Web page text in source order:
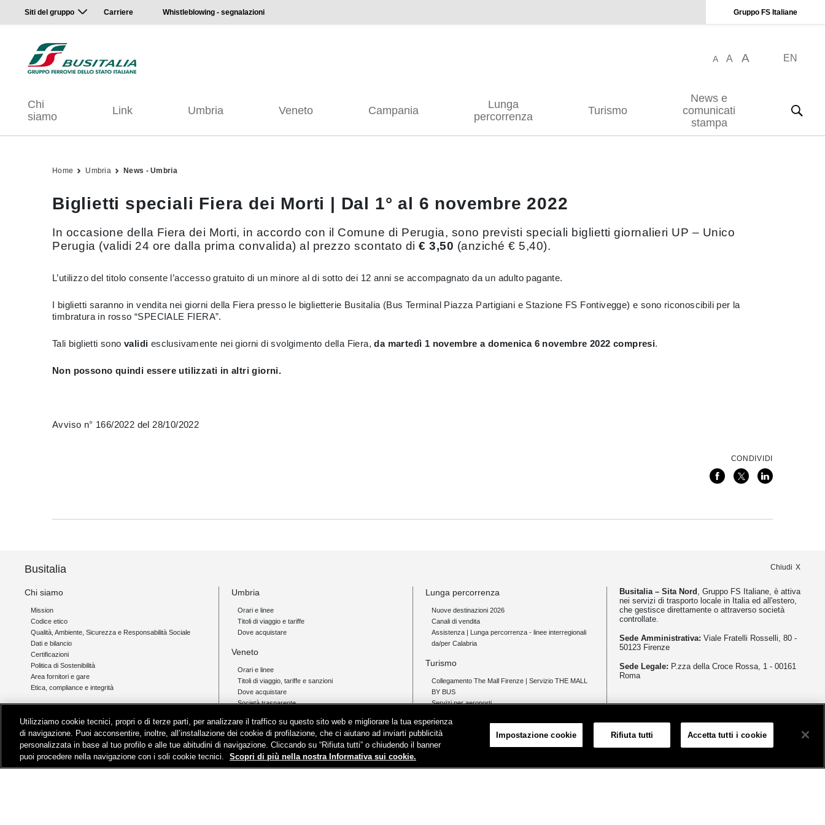
Siti del gruppo Carriere Whistleblowing - segnalazioni Gruppo FS Italiane
A A A EN
Chi
siamo
Link Umbria Veneto Campania
Lunga
percorrenza
Turismo
News e
comunicati
stampa
Home Umbria News - Umbria
Biglietti speciali Fiera dei Morti | Dal 1° al 6 novembre 2022
In occasione della Fiera dei Morti, in accordo con il Comune di Perugia, sono previsti speciali biglietti giornalieri UP – Unico
Perugia (validi 24 ore dalla prima convalida) al prezzo scontato di € 3,50 (anziché € 5,40).
L’utilizzo del titolo consente l’accesso gratuito di un minore al di sotto dei 12 anni se accompagnato da un adulto pagante.
I biglietti saranno in vendita nei giorni della Fiera presso le biglietterie Busitalia (Bus Terminal Piazza Partigiani e Stazione FS Fontivegge) e sono riconoscibili per la
timbratura in rosso “SPECIALE FIERA”.
Tali biglietti sono validi esclusivamente nei giorni di svolgimento della Fiera,da martedì 1 novembre a domenica 6 novembre 2022 compresi.
Non possono quindi essere utilizzati in altri giorni.
Avviso n° 166/2022 del 28/10/2022
CONDIVIDI
Busitalia Chiudi
Chi siamo
Mission
Codice etico
Qualità, Ambiente, Sicurezza e Responsabilità Sociale
Dati e bilancio
Certificazioni
Politica di Sostenibilità
Area fornitori e gare
Etica, compliance e integrità
Link
Orio al Serio Airlink
Padova - Cortina Link
Livigno Link
Assistenza
Umbria
Orari e linee
Titoli di viaggio e tariffe
Dove acquistare
Veneto
Orari e linee
Titoli di viaggio, tariffe e sanzioni
Dove acquistare
Società trasparente
Campania
Orari e linee
Titoli di viaggio e tariffe
Dove acquistare
Lunga percorrenza
Nuove destinazioni 2026
Canali di vendita
Assistenza | Lunga percorrenza - linee interregionali
da/per Calabria
Turismo
Collegamento The Mall Firenze | Servizio THE MALL
BY BUS
Servizi per aeroporti
Servizio di navigazione sul Lago Trasimeno
News e comunicati stampa
Busitalia – Sita Nord , Gruppo FS Italiane, è attiva
nei servizi di trasporto locale in Italia ed all'estero,
che gestisce direttamente o attraverso società
controllate.
Sede Amministrativa: Viale Fratelli Rosselli, 80 -
50123 Firenze
Sede Legale: P.zza della Croce Rossa, 1 - 00161
Roma
Utilizziamo cookie tecnici, propri o di terze parti, per analizzare il traffico su questo sito web e migliorare la tua esperienza
di navigazione. Puoi acconsentire, inoltre, all’installazione dei cookie di profilazione, che ci aiutano ad inviarti pubblicità
personalizzata in base al tuo profilo e alle tue abitudini di navigazione. Cliccando su “Rifiuta tutti” o chiudendo il banner
puoi procedere nella navigazione con i soli cookie tecnici.
Scopri di più nella nostra Informativa sui cookie.
Impostazione cookie Rifiuta tutti Accetta tutti i cookie